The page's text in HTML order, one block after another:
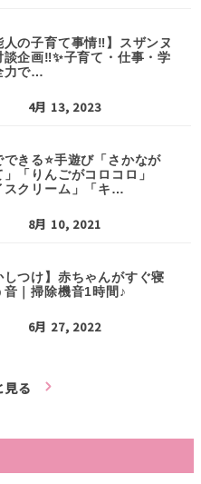
人の子育て事情‼️】スザンヌ
談企画‼️✨️子育て・仕事・学
力で…
4月 13, 2023
できる⭐手遊び「さかなが
」「りんごがコロコロ」
スクリーム」「キ…
8月 10, 2021
しつけ】赤ちゃんがすぐ寝
音｜掃除機音1時間♪
6月 27, 2022
見る